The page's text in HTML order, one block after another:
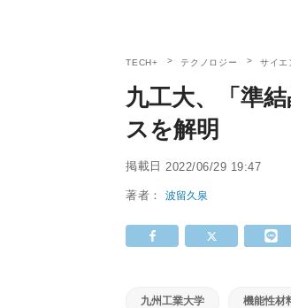
TECH+ テクノロジー サイエ
九工大、「準
スを解明
掲載日 2022/06/29 19:47
著者：波留久泉
九州工業大学 機能性材